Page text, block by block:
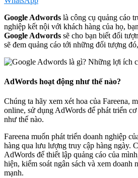
Google Adwords là công cụ quảng cáo
nghiệp kết nội với khách hàng của họ,
Google Adwords sẽ cho bạn biết đối
sẽ đem quảng cáo tới những đối tượng
AdWords hoạt động như thế nào?
Chúng ta hãy xem xét hoa của Fareena,
online, sử dụng AdWords để phát triển
như thế nào.
Fareena muốn phát triển doanh nghiệp
hàng qua lưu lượng truy cập hàng ngày.
AdWords để thiết lập quảng cáo của
hiện, kiểm soát ngân sách và xem doanh
mạnh.